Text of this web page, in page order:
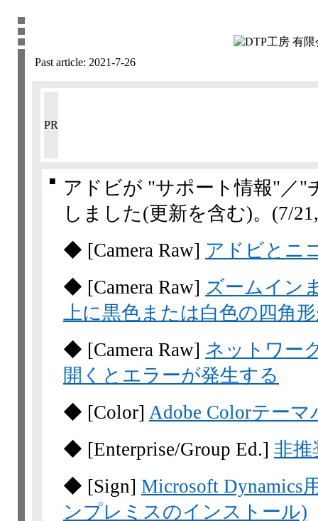
Past article: 2021-7-26
PR
■
アドビが "サポート情報"／"
しました(更新を含む)。 (7/
◆ [Camera Raw] アドビとニ
◆ [Camera Raw] ズームイン
上に黒色または白色の四角
◆ [Camera Raw] ネットワー
開くとエラーが発生する
◆ [Color] Adobe Colorテー
◆ [Enterprise/Group Ed.] 非推
◆ [Sign] Microsoft Dynamics
ンプレミスのインストール)